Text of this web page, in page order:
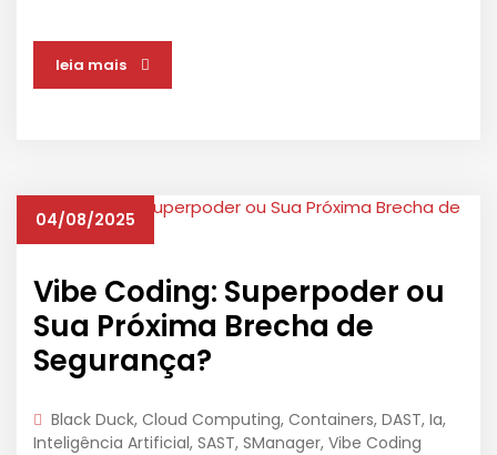
leia mais
04/08/2025
Vibe Coding: Superpoder ou
Sua Próxima Brecha de
Segurança?
Black Duck, Cloud Computing, Containers, DAST, Ia,
Inteligência Artificial, SAST, SManager, Vibe Coding